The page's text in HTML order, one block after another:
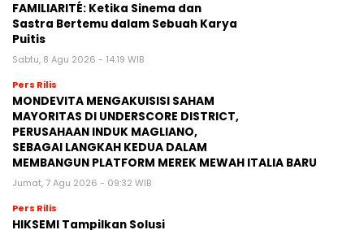
FAMILIARITÉ: Ketika Sinema dan
Sastra Bertemu dalam Sebuah Karya
Puitis
Sabtu, 8 Agu 2026 - 14:19 WIB
Pers Rilis
MONDEVITA MENGAKUISISI SAHAM
MAYORITAS DI UNDERSCORE DISTRICT,
PERUSAHAAN INDUK MAGLIANO,
SEBAGAI LANGKAH KEDUA DALAM
MEMBANGUN PLATFORM MEREK MEWAH ITALIA BARU
Jumat, 7 Agu 2026 - 09:32 WIB
Pers Rilis
HIKSEMI Tampilkan Solusi